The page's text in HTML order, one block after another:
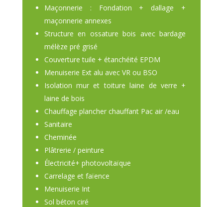
Maçonnerie : Fondation + dallage +
maçonnerie annexes
Structure en ossature bois avec bardage
mélèze pré grisé
Couverture tuile + étanchéité EPDM
Menuiserie Ext alu avec VR ou BSO
Isolation mur et toiture laine de verre +
laine de bois
Chauffage plancher chauffant Pac air /eau
Sanitaire
Cheminée
Plâtrerie / peinture
Électricité+ photovoltaïque
Carrelage et faïence
Menuiserie Int
Sol béton ciré